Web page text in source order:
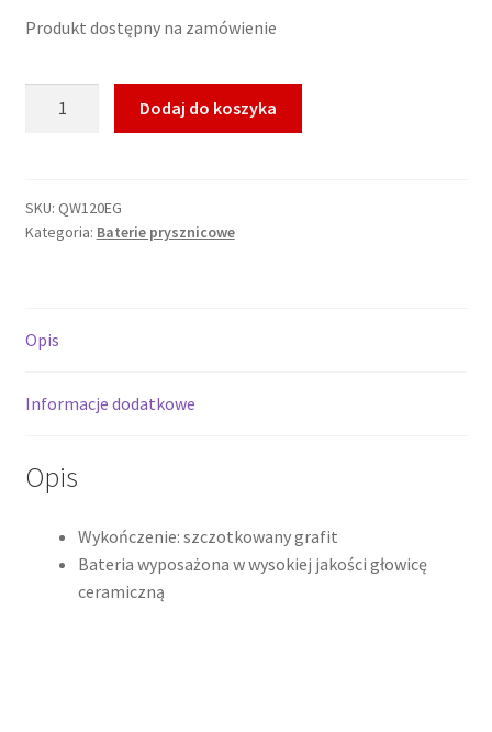
Produkt dostępny na zamówienie
Bateria
prysznicowa
QW120EG
Dodaj do koszyka
SKU: QW120EG
Kategoria: Baterie prysznicowe
Opis
Informacje dodatkowe
Opis
Wykończenie: szczotkowany grafit
Bateria wyposażona w wysokiej jakości głowicę
ceramiczną